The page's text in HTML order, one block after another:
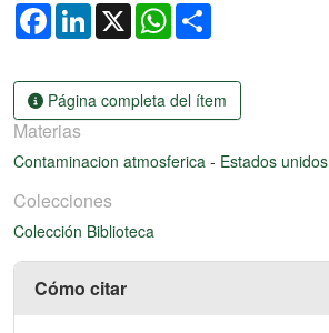
FacebookLinkedIn
X WhatsApp
Página completa del ítem
Materias
Contaminacion atmosferica - Estados unidos
Colecciones
Colección Biblioteca
Cómo citar